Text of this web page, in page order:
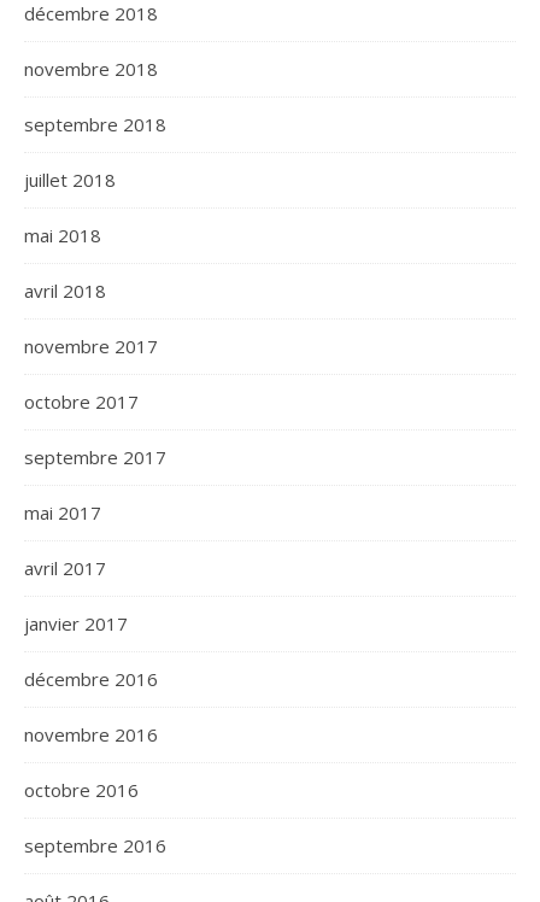
décembre 2018
novembre 2018
septembre 2018
juillet 2018
mai 2018
avril 2018
novembre 2017
octobre 2017
septembre 2017
mai 2017
avril 2017
janvier 2017
décembre 2016
novembre 2016
octobre 2016
septembre 2016